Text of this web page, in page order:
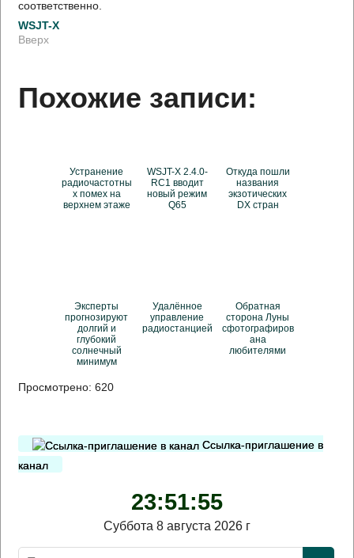
соответственно.
WSJT-X
Вверх
Похожие записи:
Устранение
радиочастотны
х помех на
верхнем этаже
WSJT-X 2.4.0-
RC1 вводит
новый режим
Q65
Откуда пошли
названия
экзотических
DX стран
Эксперты
прогнозируют
долгий и
глубокий
солнечный
минимум
Удалённое
управление
радиостанцией
Обратная
сторона Луны
сфотографиров
ана
любителями
Просмотрено:620
Ссылка-приглашение в
канал
23:51:55
Суббота 8 августа 2026 г